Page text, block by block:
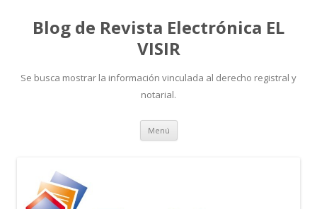
Blog de Revista Electrónica EL
VISIR
Se busca mostrar la información vinculada al derecho registral y
notarial.
Menú Ir
contenido